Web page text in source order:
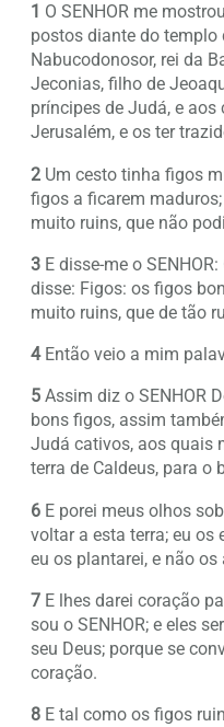
1 O SENHOR me
postos diante do templo
Nabucodonosor, rei da
Jeconias, filho de
príncipes de Judá, e
Jerusalém, e os ter
2 Um cesto tinha figos
figos a ficarem
muito ruins, que não
3 E disse-me o
disse: Figos: os figos
muito ruins, que de tão
4Então veio a mim
5 Assim diz o SENHOR
bons figos, assim
Judá cativos, aos quais
terra de Caldeus, para o
6 E porei meus olhos
voltar a esta terra; eu os
eu os plantarei, e não os
7 E lhes darei coração
sou o SENHOR; e eles
seu Deus; porque se
coração.
8 E tal como os figos